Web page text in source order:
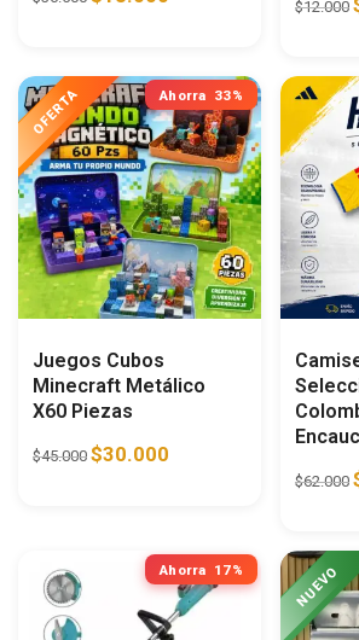
$12.000
Ahorra 33%
Juegos Cubos
Minecraft Metálico
X60 Piezas
$45.000 $30.000
$62.000
Ahorra 17%